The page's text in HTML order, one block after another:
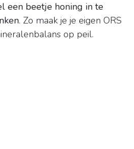
een beetje honing in te
. Zo maak je je eigen ORS
op peil.